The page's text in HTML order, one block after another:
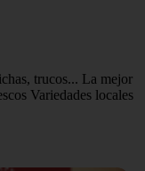
trucos... La mejor
Variedades locales